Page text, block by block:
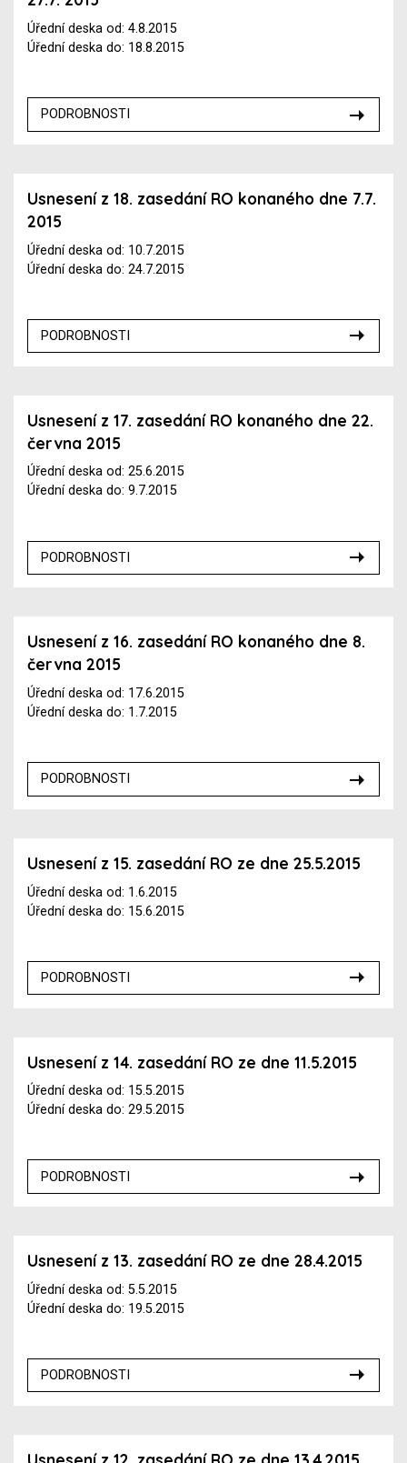
Úřední deska od: 4.8.2015
Úřední deska do: 18.8.2015
PODROBNOSTI
Usnesení z 18. zasedání RO konaného dne 7.7.
2015
Úřední deska od: 10.7.2015
Úřední deska do: 24.7.2015
PODROBNOSTI
Usnesení z 17. zasedání RO konaného dne 22.
června 2015
Úřední deska od: 25.6.2015
Úřední deska do: 9.7.2015
PODROBNOSTI
Usnesení z 16. zasedání RO konaného dne 8.
června 2015
Úřední deska od: 17.6.2015
Úřední deska do: 1.7.2015
PODROBNOSTI
Usnesení z 15. zasedání RO ze dne 25.5.2015
Úřední deska od: 1.6.2015
Úřední deska do: 15.6.2015
PODROBNOSTI
Usnesení z 14. zasedání RO ze dne 11.5.2015
Úřední deska od: 15.5.2015
Úřední deska do: 29.5.2015
PODROBNOSTI
Usnesení z 13. zasedání RO ze dne 28.4.2015
Úřední deska od: 5.5.2015
Úřední deska do: 19.5.2015
PODROBNOSTI